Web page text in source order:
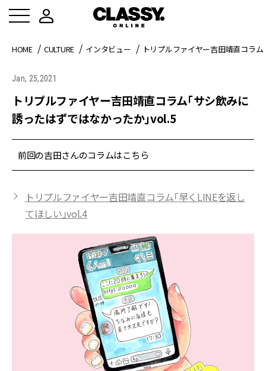
HOME CULTURE インタビュー トリプルファイヤー吉田靖直コラ
Jan, 25,2021
トリプルファイヤー吉田靖直コラム「サシ飲みに
誘ったはずではなかったか」vol.5
前回の吉田さんのコラムはこちら
トリプルファイヤー吉田靖直コラム「早くLINEを返し
てほしい」vol.4